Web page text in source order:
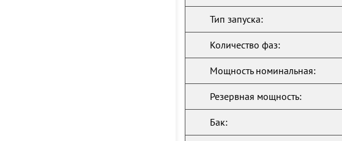
Тип запуска:
Количество фаз:
Мощность номинальная:
Резервная мощность:
Бак: